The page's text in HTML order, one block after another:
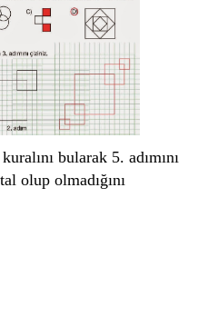
bularak 5. adımını
olup olmadığını